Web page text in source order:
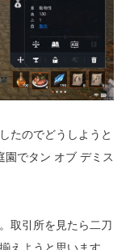
たのでどうしようと
園でタン オブ デミス
取引所を見たら二刀